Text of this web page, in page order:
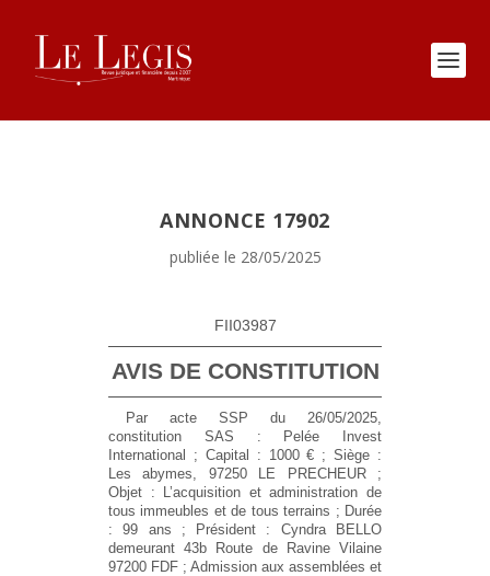
ANNONCE 17902
publiée le 28/05/2025
FII03987
AVIS DE CONSTITUTION
Par acte SSP du 26/05/2025,
constitution SAS : Pelée Invest
International ; Capital : 1000 € ; Siège :
Les abymes, 97250 LE PRECHEUR ;
Objet : L’acquisition et administration de
tous immeubles et de tous terrains ; Durée
: 99 ans ; Président : Cyndra BELLO
demeurant 43b Route de Ravine Vilaine
97200 FDF ; Admission aux assemblées et